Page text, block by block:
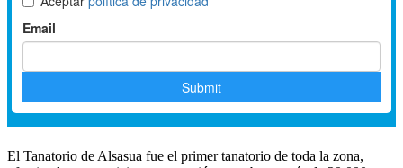
El Tanatorio de Alsasua fue el primer tanatorio de toda la zona,